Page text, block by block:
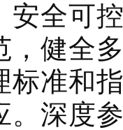
安全可
，健全
标准和
。深度